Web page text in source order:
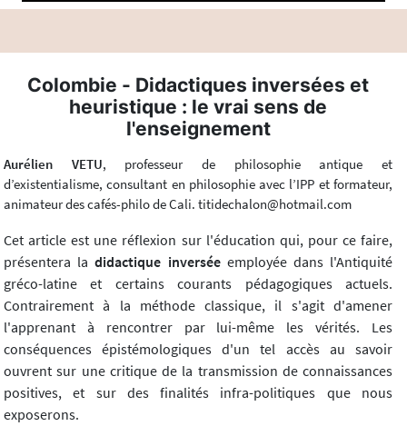
Colombie - Didactiques inversées et
heuristique : le vrai sens de
l'enseignement
Aurélien VETU, professeur de philosophie antique et
d’existentialisme, consultant en philosophie avec l’IPP et formateur,
animateur des cafés-philo de Cali. titidechalon@hotmail.com
Cet article est une réflexion sur l'éducation qui, pour ce faire,
présentera ladidactique inversée employée dans l'Antiquité
gréco-latine et certains courants pédagogiques actuels.
Contrairement à la méthode classique, il s'agit d'amener
l'apprenant à rencontrer par lui-même les vérités. Les
conséquences épistémologiques d'un tel accès au savoir
ouvrent sur une critique de la transmission de connaissances
positives, et sur des finalités infra-politiques que nous
exposerons.